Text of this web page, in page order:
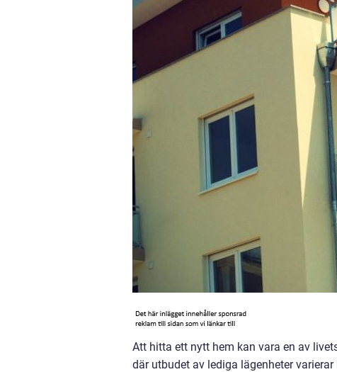
Att hitta ett nytt hem kan vara en av
där utbudet av lediga lägenheter